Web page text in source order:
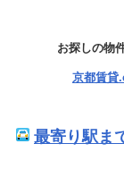
お探しの物
京都賃貸
最寄り駅ま